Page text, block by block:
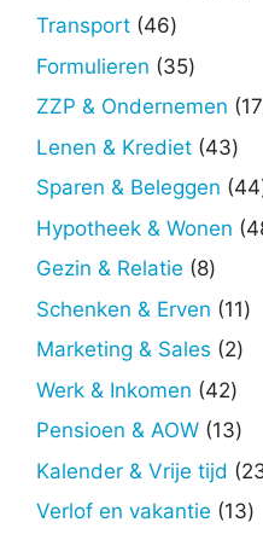
Transport 4646
producten
Formulieren 3535
ZZP & Ondernemen
Lenen & Krediet 4343
Sparen & Beleggen 44
Hypotheek & Wonen
Gezin & Relatie 88
Schenken & Erven 1111
Marketing & Sales 22
Werk & Inkomen 4242
Pensioen & AOW 1313
Kalender & Vrije tijd
Verlof en vakantie 1313